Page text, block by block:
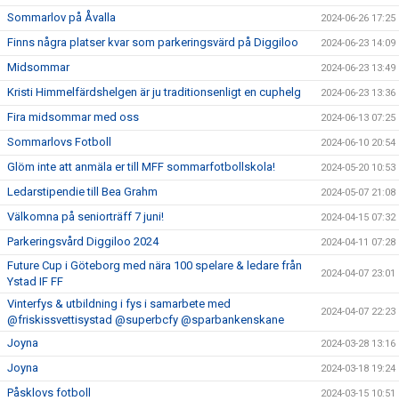
Sommarlov på Åvalla 2024-06-26 17:25
Finns några platser kvar som parkeringsvärd på Diggiloo 2024-06-23 14:09
Midsommar 2024-06-23 13:49
Kristi Himmelfärdshelgen är ju traditionsenligt en cuphelg 2024-06-23 13:36
Fira midsommar med oss 2024-06-13 07:25
Sommarlovs Fotboll 2024-06-10 20:54
Glöm inte att anmäla er till MFF sommarfotbollskola! 2024-05-20 10:53
Ledarstipendie till Bea Grahm 2024-05-07 21:08
Välkomna på seniorträff 7 juni! 2024-04-15 07:32
Parkeringsvård Diggiloo 2024 2024-04-11 07:28
Future Cup i Göteborg med nära 100 spelare & ledare från
Ystad IF FF
2024-04-07 23:01
Vinterfys & utbildning i fys i samarbete med
@friskissvettisystad @superbcfy @sparbankenskane
2024-04-07 22:23
Joyna 2024-03-28 13:16
Joyna 2024-03-18 19:24
Påsklovs fotboll 2024-03-15 10:51